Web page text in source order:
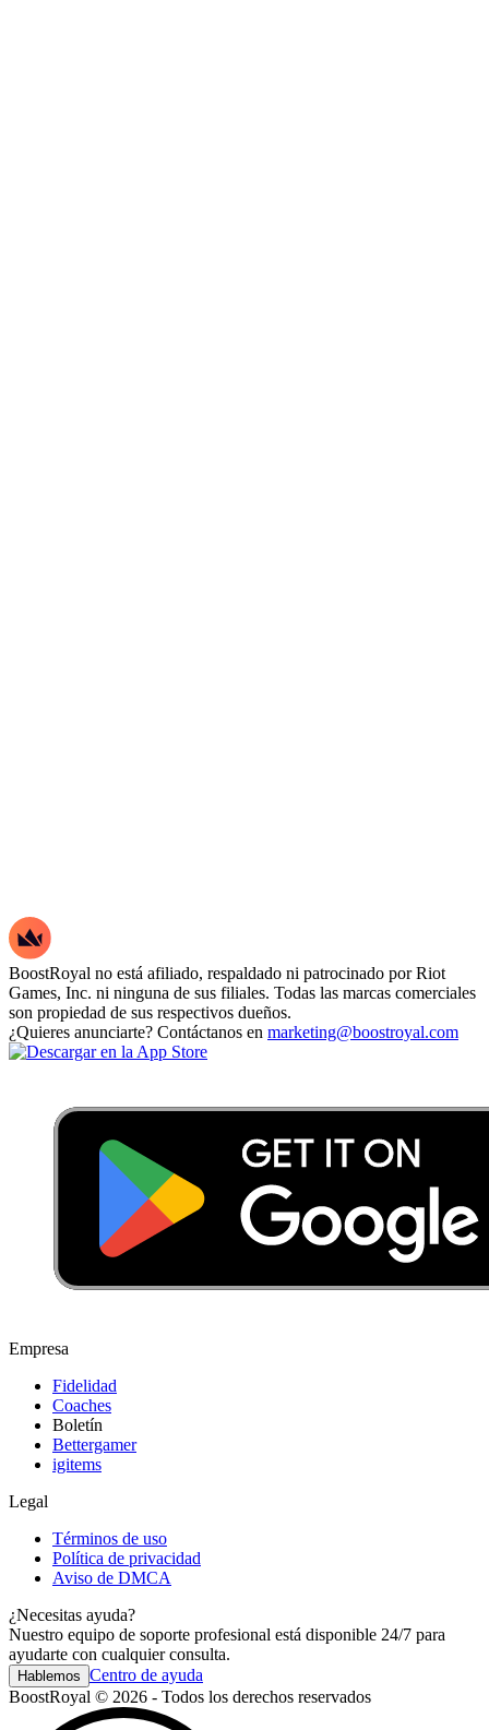
BoostRoyal no está afiliado, respaldado ni patrocinado por Riot
Games, Inc. ni ninguna de sus filiales. Todas las marcas comerciales
son propiedad de sus respectivos dueños.
¿Quieres anunciarte? Contáctanos en marketing@boostroyal.com
Empresa
Fidelidad
Coaches
Boletín
Bettergamer
igitems
Legal
Términos de uso
Política de privacidad
Aviso de DMCA
¿Necesitas ayuda?
Nuestro equipo de soporte profesional está disponible 24/7 para
ayudarte con cualquier consulta.
Hablemos Centro de ayuda
BoostRoyal © 2026 - Todos los derechos reservados